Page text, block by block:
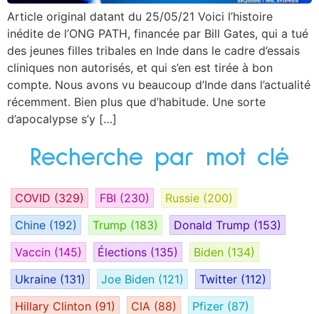
Article original datant du 25/05/21 Voici l’histoire
inédite de l’ONG PATH, financée par Bill Gates, qui a tué
des jeunes filles tribales en Inde dans le cadre d’essais
cliniques non autorisés, et qui s’en est tirée à bon
compte. Nous avons vu beaucoup d’Inde dans l’actualité
récemment. Bien plus que d’habitude. Une sorte
d’apocalypse s’y […]
Recherche par mot clé
COVID (329) FBI (230) Russie (200)
Chine (192) Trump (183) Donald Trump (153)
Vaccin (145) Élections (135) Biden (134)
Ukraine (131) Joe Biden (121) Twitter (112)
Hillary Clinton (91) CIA (88) Pfizer (87)